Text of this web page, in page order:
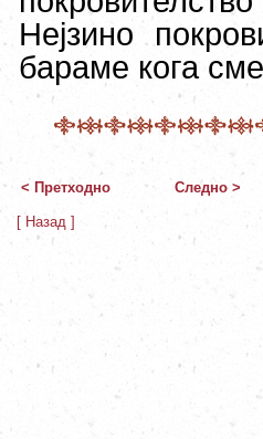
Нејзино
бараме кога
< Претходно Следно >
[ Назад ]